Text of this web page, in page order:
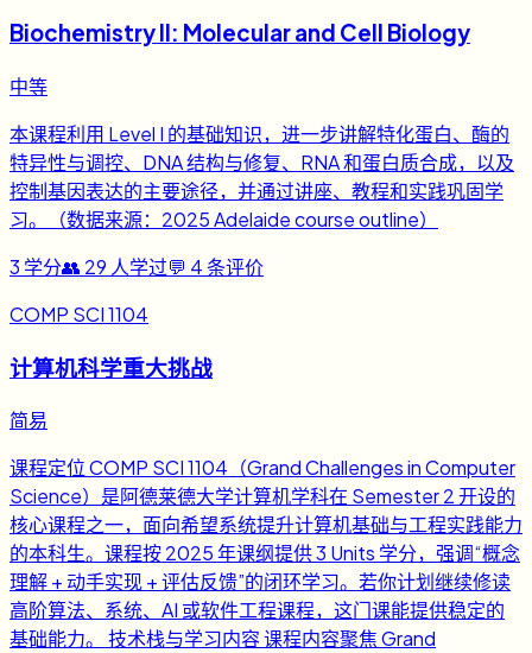
Biochemistry II: Molecular and Cell Biology
中等
本课程利用 Level I 的基础知识，进一步讲解特化蛋白、酶的
特异性与调控、DNA 结构与修复、RNA 和蛋白质合成，以及
控制基因表达的主要途径，并通过讲座、教程和实践巩固学
习。（数据来源：2025 Adelaide course outline）
3 学分👥 29 人学过💬 4条评价
COMP SCI 1104
计算机科学重大挑战
简易
课程定位 COMP SCI 1104（Grand Challenges in Computer
Science）是阿德莱德大学计算机学科在 Semester 2 开设的
核心课程之一，面向希望系统提升计算机基础与工程实践能力
的本科生。课程按 2025 年课纲提供 3 Units 学分，强调“概念
理解 + 动手实现 + 评估反馈”的闭环学习。若你计划继续修读
高阶算法、系统、AI 或软件工程课程，这门课能提供稳定的
基础能力。 技术栈与学习内容 课程内容聚焦 Grand